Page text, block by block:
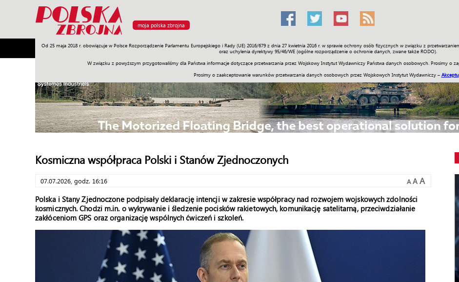
moja polska zbrojna
Od 25 maja 2018 r. obowiązuje w Polsce Rozporządzenie Parlamentu Europejskiego i Rady (UE) 2016/679 z dnia 27 kwietnia 2016 r. w sprawie ochrony osób fizycznych w związku z
oraz uchylenia dyrektywy 95/46/WE (ogólne rozporządzenie o ochronie danych, zwane także RODO).
W związku z powyższym przygotowaliśmy dla Państwa informacje dotyczące przetwarzania przez Wojskowy Instytut Wydawniczy Państwa danych osobowych. Prosimy o
Prosimy o zaakceptowanie warunków przetwarzania danych osobowych przez Wojskowych Instytut Wydawniczy –
Armia Poligon Sprzęt Misje Polityka Prawo Świat Społeczność Sport Historia Galerie Wideo ENGLISH
Kosmiczna współpraca Polski i Stanów Zjednoczonych
07.07.2026, godz. 16:16 A A A
Polska i Stany Zjednoczone podpisały deklarację intencji w zakresie współpracy nad rozwojem wojskowych zdolności
kosmicznych. Chodzi m.in. o wykrywanie i śledzenie pocisków rakietowych, komunikację satelitarną, przeciwdziałanie
zakłóceniom GPS oraz organizację wspólnych ćwiczeń i szkoleń.